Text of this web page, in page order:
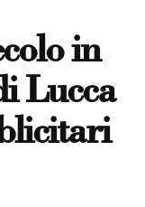
in
Lucca